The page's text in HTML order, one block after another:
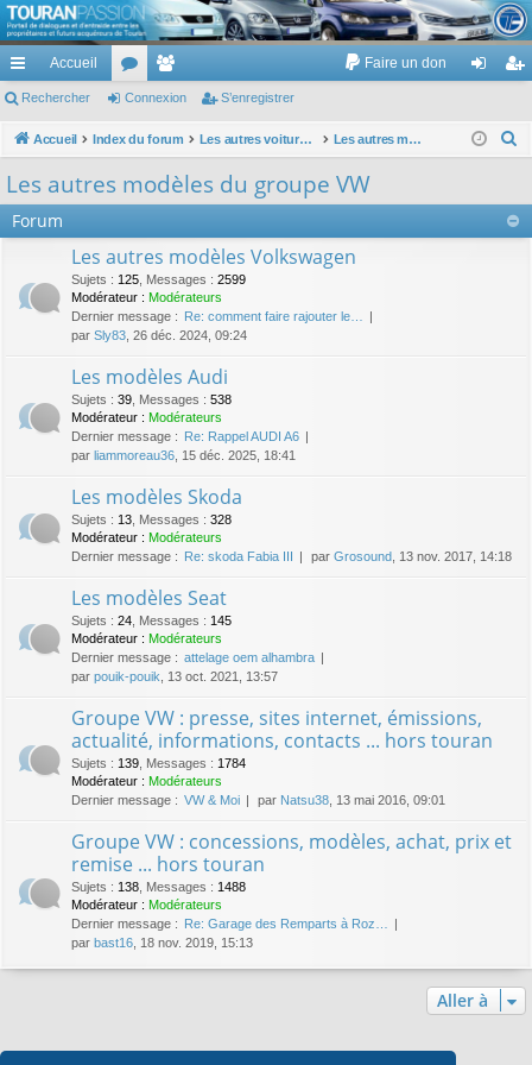
TouranPassion
Le forum des propriétaires ou futurs acquéreurs du Volkswagen Touran
cc
ès
pi
de
Accueil
or
u
s
e
m
es
Faire un don
ne
on
nr
ist
re
Rechercher Connexion S’enregistrer
Accueil Index du forum Les autres voitures et ce qui touche à la voiture Les autres modèles du groupe VW
Les autres modèles du groupe VW
Forum
Les autres modèles Volkswagen
Sujets : 125 Messages : 2599
Modérateur : Modérateurs
Dernier message : Re: comment faire rajouter le…
par Sly83 , 26 déc. 2024, 09:24
Les modèles Audi
Sujets : 39 Messages : 538
Modérateur : Modérateurs
Dernier message : Re: Rappel AUDI A6
par liammoreau36 , 15 déc. 2025, 18:41
Les modèles Skoda
Sujets : 13 Messages : 328
Modérateur : Modérateurs
Dernier message : Re: skoda Fabia III par Grosound , 13 nov. 2017, 14:18
Les modèles Seat
Sujets : 24 Messages : 145
Modérateur : Modérateurs
Dernier message : attelage oem alhambra
par pouik-pouik , 13 oct. 2021, 13:57
Groupe VW : presse, sites internet, émissions,
actualité, informations, contacts ... hors touran
Sujets : 139 Messages : 1784
Modérateur : Modérateurs
Dernier message : VW & Moi par Natsu38 , 13 mai 2016, 09:01
Groupe VW : concessions, modèles, achat, prix et
remise ... hors touran
Sujets : 138 Messages : 1488
Modérateur : Modérateurs
Dernier message : Re: Garage des Remparts à Roz…
par bast16 , 18 nov. 2019, 15:13
Aller à
Qui est en ligne